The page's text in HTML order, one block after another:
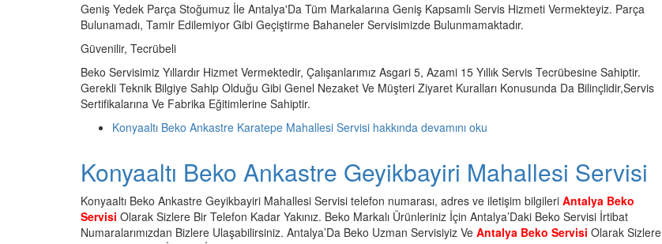
Geniş Yedek Parça Stoğumuz İle Antalya'Da Tüm Markalarına Geniş Kapsamlı Servis Hizmeti Vermekteyiz. Parça
Bulunamadı, Tamir Edilemiyor Gibi Geçiştirme Bahaneler Servisimizde Bulunmamaktadır.
Güvenilir, Tecrübeli
Beko Servisimiz Yıllardır Hizmet Vermektedir, Çalışanlarımız Asgari 5, Azami 15 Yıllık Servis Tecrübesine Sahiptir.
Gerekli Teknik Bilgiye Sahip Olduğu Gibi Genel Nezaket Ve Müşteri Ziyaret Kuralları Konusunda Da Bilinçlidir,Servis
Sertifikalarına Ve Fabrika Eğitimlerine Sahiptir.
Konyaaltı Beko Ankastre Karatepe Mahallesi Servisi hakkında devamını oku
Konyaaltı Beko Ankastre Geyikbayiri Mahallesi Servisi
Konyaaltı Beko Ankastre Geyikbayiri Mahallesi Servisi telefon numarası, adres ve iletişim bilgileri Antalya Beko
Servisi Olarak Sizlere Bir Telefon Kadar Yakınız. Beko Markalı Ürünleriniz İçin Antalya’Daki Beko Servisi İrtibat
Numaralarımızdan Bizlere Ulaşabilirsiniz. Antalya’Da Beko Uzman Servisiyiz Ve Antalya Beko Servisi Olarak Sizlere